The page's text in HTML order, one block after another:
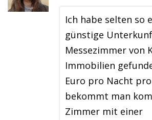
Ich habe selten so
günstige
Messezimmer von
Immobilien
Euro pro Nacht
bekommt man
Zimmer mit einer